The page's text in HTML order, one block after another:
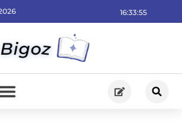
16:33:57